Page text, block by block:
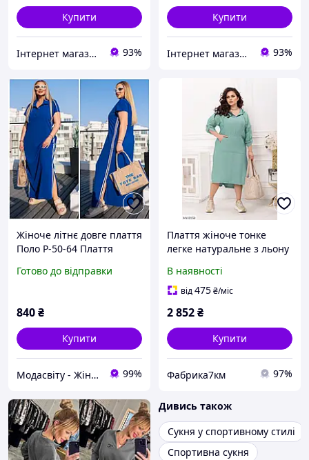
Купити
Інтернет магазин 7star 93%
Купити
Інтернет магазин 7star 93%
Жіноче літнє довге плаття
Поло Р-50-64 Плаття
стилі, спортивного крою
Готово до відправки
840₴
Купити
Модасвіту - Жіночий одяг 99%
Плаття жіноче тонке
легке натуральне з льону
крою в спортивному стилі
батальне
В наявності
від475₴/міс
2 852₴
Купити
Фабрика7км 97%
Дивись також
Сукня у спортивному стилі
Спортивна сукня